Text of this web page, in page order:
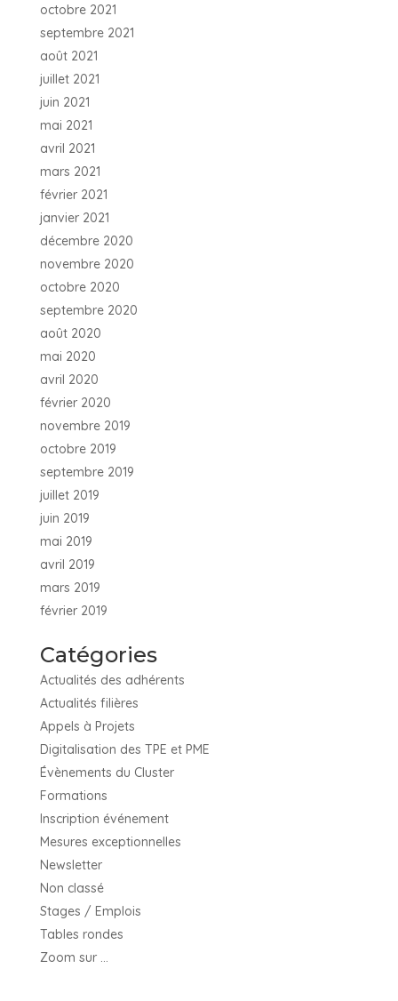
octobre 2021
septembre 2021
août 2021
juillet 2021
juin 2021
mai 2021
avril 2021
mars 2021
février 2021
janvier 2021
décembre 2020
novembre 2020
octobre 2020
septembre 2020
août 2020
mai 2020
avril 2020
février 2020
novembre 2019
octobre 2019
septembre 2019
juillet 2019
juin 2019
mai 2019
avril 2019
mars 2019
février 2019
Catégories
Actualités des adhérents
Actualités filières
Appels à Projets
Digitalisation des TPE et PME
Évènements du Cluster
Formations
Inscription événement
Mesures exceptionnelles
Newsletter
Non classé
Stages / Emplois
Tables rondes
Zoom sur …